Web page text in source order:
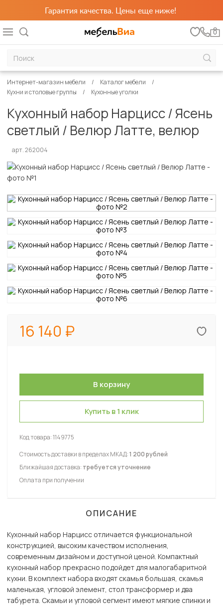
Гарантия качества. Цены еще ниже!
0
Интернет-магазин мебели
Каталог мебели
Кухни и столовые группы
Кухонные уголки
Кухонный набор Нарцисс / Ясень
светлый / Велюр Латте, велюр
арт. 262004
16 140
Купить в 1 клик
Код товара:1149775
Стоимость доставки в пределах МКАД:1 200 рублей
Ближайшая доставка: требуется уточнение
Оплата при получении
ОПИСАНИЕ
Кухонный набор Нарцисс отличается функциональной
конструкцией, высоким качеством исполнения,
современным дизайном и доступной ценой. Компактный
кухонный набор прекрасно подойдет для малогабаритной
кухни. В комплект набора входят скамья большая, скамья
маленькая, угловой элемент, стол трансформер и два
табурета. Скамьи и угловой сегмент имеют мягкие спинки и